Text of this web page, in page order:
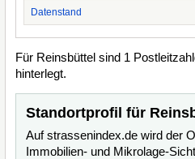
Datenstand
Für Reinsbüttel sind 1
hinterlegt.
Standortprofil für
Auf strassenindex.de wird der
Immobilien- und Mikrolage-